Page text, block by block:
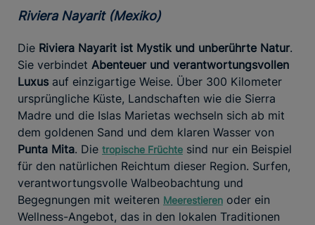
Riviera Nayarit (Mexiko)
Die Riviera Nayarit ist Mystik und unberührte Natur.
Sie verbindet Abenteuer und verantwortungsvollen
Luxus auf einzigartige Weise. Über 300 Kilometer
ursprüngliche Küste, Landschaften wie die Sierra
Madre und die Islas Marietas wechseln sich ab mit
dem goldenen Sand und dem klaren Wasser von
Punta Mita. Die tropische Früchte sind nur ein Beispiel
für den natürlichen Reichtum dieser Region. Surfen,
verantwortungsvolle Walbeobachtung und
Begegnungen mit weiteren Meerestieren oder ein
Wellness-Angebot, das in den lokalen Traditionen